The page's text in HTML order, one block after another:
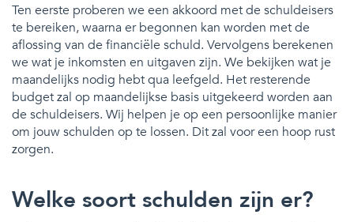
Ten eerste proberen we een akkoord met de schuldeisers
te bereiken, waarna er begonnen kan worden met de
aflossing van de financiële schuld. Vervolgens berekenen
we wat je inkomsten en uitgaven zijn. We bekijken wat je
maandelijks nodig hebt qua leefgeld. Het resterende
budget zal op maandelijkse basis uitgekeerd worden aan
de schuldeisers. Wij helpen je op een persoonlijke manier
om jouw schulden op te lossen. Dit zal voor een hoop rust
zorgen.
Welke soort schulden zijn er?